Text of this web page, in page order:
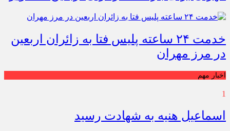
خدمت ۲۴ ساعته پلیس فتا به زائران اربعین
در مرز مهران
اخبار مهم
1
اسماعیل هنیه به شهادت رسید